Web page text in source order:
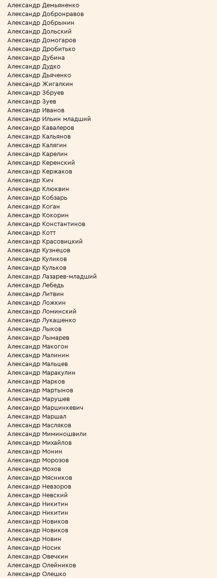
Александр Демьяненко
Александр Добронравов
Александр Добрынин
Александр Дольский
Александр Домогаров
Александр Дробитько
Александр Дубина
Александр Дудко
Александр Дьяченко
Александр Жигалкин
Александр Збруев
Александр Зуев
Александр Иванов
Александр Ильин младший
Александр Кавалеров
Александр Кальянов
Александр Калягин
Александр Карелин
Александр Керенский
Александр Кержаков
Александр Кич
Александр Клюквин
Александр Кобзарь
Александр Коган
Александр Кокорин
Александр Константинов
Александр Котт
Александр Красовицкий
Александр Кузнецов
Александр Куликов
Александр Кульков
Александр Лазарев-младший
Александр Лебедь
Александр Литвин
Александр Ложкин
Александр Ломинский
Александр Лукашенко
Александр Лыков
Александр Лымарев
Александр Макогон
Александр Малинин
Александр Мальцев
Александр Маракулин
Александр Марков
Александр Мартынов
Александр Марушев
Александр Марцинкевич
Александр Маршал
Александр Масляков
Александр Миминошвили
Александр Михайлов
Александр Монин
Александр Морозов
Александр Мохов
Александр Мясников
Александр Невзоров
Александр Невский
Александр Никитин
Александр Никитин
Александр Новиков
Александр Новиков
Александр Новин
Александр Носик
Александр Овечкин
Александр Олейников
Александр Олешко